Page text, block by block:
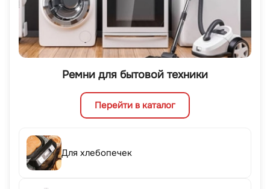
Ремни для бытовой техники
Перейти в каталог
Для хлебопечек